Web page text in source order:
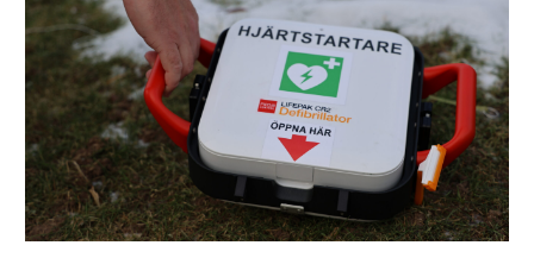
LINKEDIN
FACEBOOK
CAREER
CONTACT